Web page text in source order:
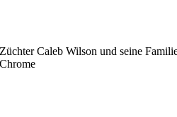
Züchter Caleb Wilson und seine
Chrome